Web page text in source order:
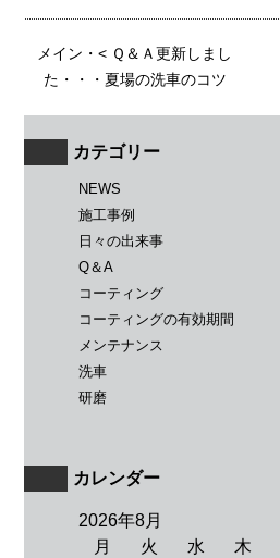
メイン ・< Ｑ＆Ａ更新しまし
た・・・夏場の洗車のコツ
カテゴリー
NEWS
施工事例
日々の出来事
Q＆A
コーティング
コーティングの有効期間
メンテナンス
洗車
研磨
カレンダー
2026年8月
月
火 水 木